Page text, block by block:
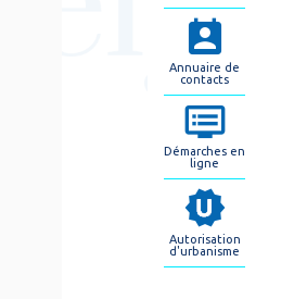
Annuaire de
contacts
Démarches en
ligne
Autorisation
d'urbanisme